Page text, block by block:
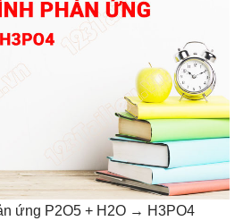
ứng P2O5 + H2O → H3PO4